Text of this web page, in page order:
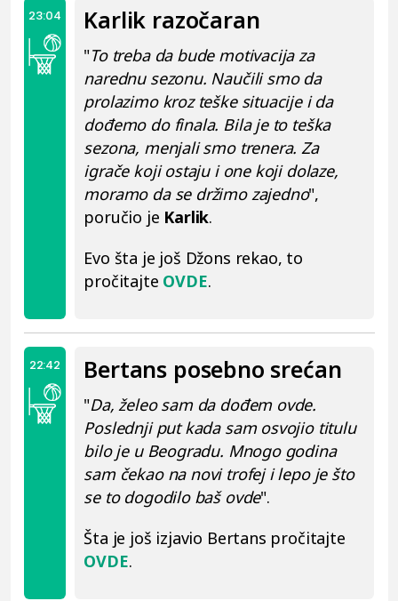
23:04 Karlik razočaran
"To treba da bude motivacija za
narednu sezonu. Naučili smo da
prolazimo kroz teške situacije i da
dođemo do finala. Bila je to teška
sezona, menjali smo trenera. Za
igrače koji ostaju i one koji dolaze,
moramo da se držimo zajedno",
poručio je Karlik.
Evo šta je još Džons rekao, to
pročitajte OVDE.
22:42 Bertans posebno srećan
"Da, želeo sam da dođem ovde.
Poslednji put kada sam osvojio titulu
bilo je u Beogradu. Mnogo godina
sam čekao na novi trofej i lepo je što
se to dogodilo baš ovde".
Šta je još izjavio Bertans pročitajte
OVDE.